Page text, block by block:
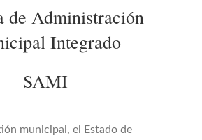
de Administración
Integrado
SAMI
municipal, el Estado de